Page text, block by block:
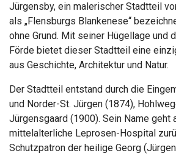
Jürgensby, ein malerischer Stadtteil
als „Flensburgs Blankenese“
ohne Grund. Mit seiner Hügellage und
Förde bietet dieser Stadtteil eine
aus Geschichte, Architektur und Natur.
Der Stadtteil entstand durch die
und Norder-St. Jürgen (1874),
Jürgensgaard (1900). Sein Name geht
mittelalterliche Leprosen-Hospital
Schutzpatron der heilige Georg